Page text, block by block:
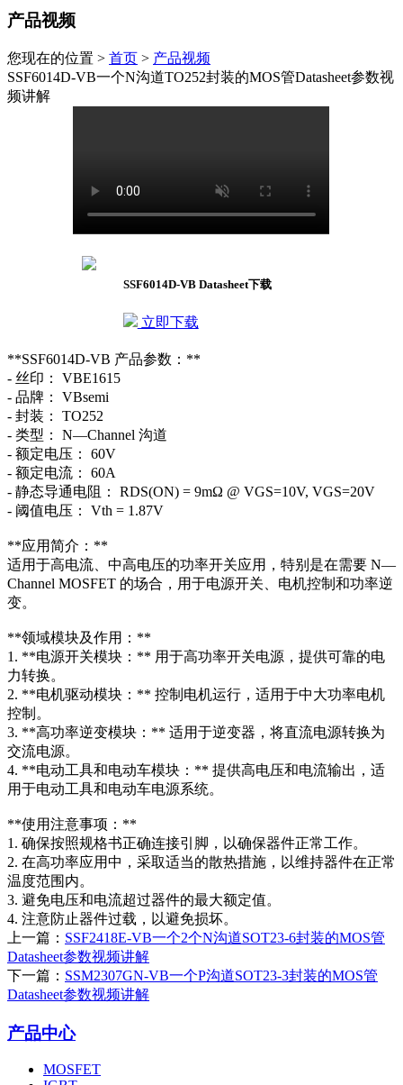
产品视频
您现在的位置 > 首页 > 产品视频
SSF6014D-VB一个N沟道TO252封装的MOS管Datasheet参数视
频讲解
SSF6014D-VB Datasheet下载
立即下载
**SSF6014D-VB 产品参数：**
- 丝印： VBE1615
- 品牌： VBsemi
- 封装： TO252
- 类型： N—Channel 沟道
- 额定电压： 60V
- 额定电流： 60A
- 静态导通电阻： RDS(ON) = 9mΩ @ VGS=10V, VGS=20V
- 阈值电压： Vth = 1.87V
**应用简介：**
适用于高电流、中高电压的功率开关应用，特别是在需要 N—
Channel MOSFET 的场合，用于电源开关、电机控制和功率逆
变。
**领域模块及作用：**
1. **电源开关模块：** 用于高功率开关电源，提供可靠的电
力转换。
2. **电机驱动模块：** 控制电机运行，适用于中大功率电机
控制。
3. **高功率逆变模块：** 适用于逆变器，将直流电源转换为
交流电源。
4. **电动工具和电动车模块：** 提供高电压和电流输出，适
用于电动工具和电动车电源系统。
**使用注意事项：**
1. 确保按照规格书正确连接引脚，以确保器件正常工作。
2. 在高功率应用中，采取适当的散热措施，以维持器件在正常
温度范围内。
3. 避免电压和电流超过器件的最大额定值。
4. 注意防止器件过载，以避免损坏。
上一篇： SSF2418E-VB一个2个N沟道SOT23-6封装的MOS管
Datasheet参数视频讲解
下一篇： SSM2307GN-VB一个P沟道SOT23-3封装的MOS管
Datasheet参数视频讲解
产品中心
MOSFET